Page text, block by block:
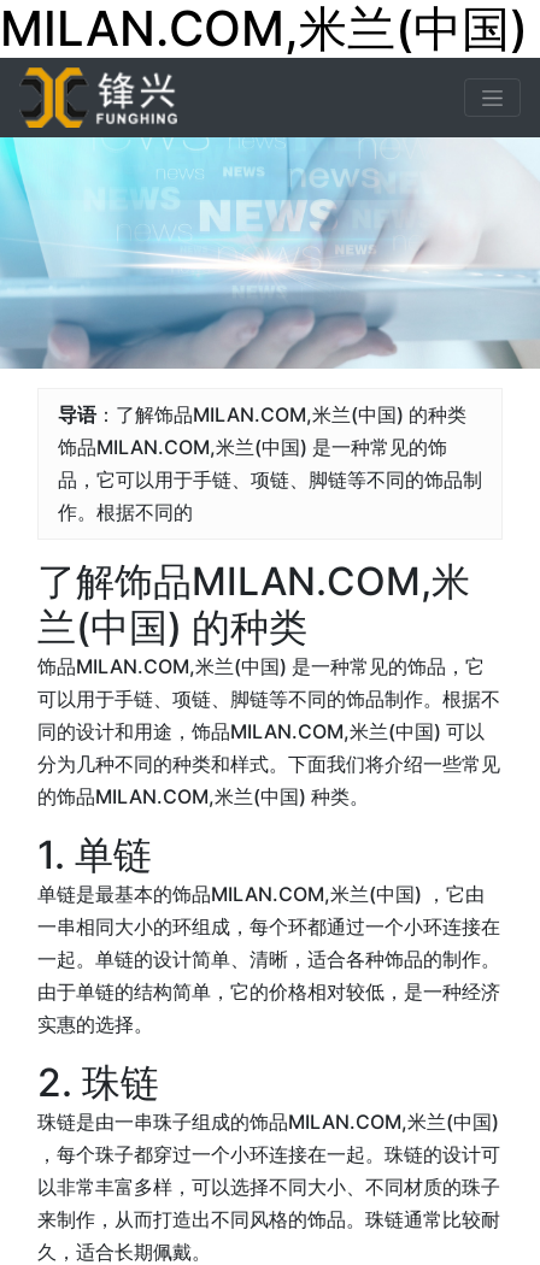
MILAN.COM,米兰(中国)
导语：了解饰品MILAN.COM,米兰(中国) 的种类
饰品MILAN.COM,米兰(中国) 是一种常见的饰
品，它可以用于手链、项链、脚链等不同的饰品制
作。根据不同的
了解饰品MILAN.COM,米
兰(中国) 的种类
饰品MILAN.COM,米兰(中国) 是一种常见的饰品，它
可以用于手链、项链、脚链等不同的饰品制作。根据不
同的设计和用途，饰品MILAN.COM,米兰(中国) 可以
分为几种不同的种类和样式。下面我们将介绍一些常见
的饰品MILAN.COM,米兰(中国) 种类。
1. 单链
单链是最基本的饰品MILAN.COM,米兰(中国) ，它由
一串相同大小的环组成，每个环都通过一个小环连接在
一起。单链的设计简单、清晰，适合各种饰品的制作。
由于单链的结构简单，它的价格相对较低，是一种经济
实惠的选择。
2. 珠链
珠链是由一串珠子组成的饰品MILAN.COM,米兰(中国)
，每个珠子都穿过一个小环连接在一起。珠链的设计可
以非常丰富多样，可以选择不同大小、不同材质的珠子
来制作，从而打造出不同风格的饰品。珠链通常比较耐
久，适合长期佩戴。